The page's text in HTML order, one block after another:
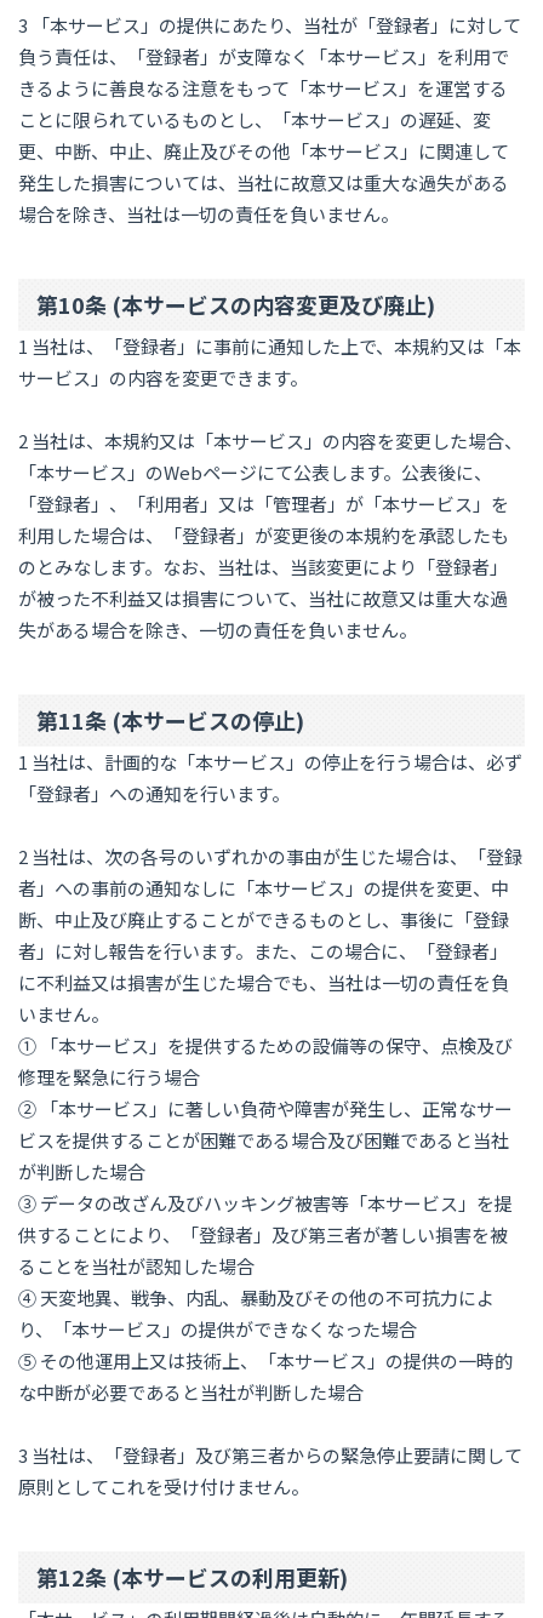
3 「本サービス」の提供にあたり、当社が「登録者」に対して
負う責任は、「登録者」が支障なく「本サービス」を利用で
きるように善良なる注意をもって「本サービス」を運営する
ことに限られているものとし、「本サービス」の遅延、変
更、中断、中止、廃止及びその他「本サービス」に関連して
発生した損害については、当社に故意又は重大な過失がある
場合を除き、当社は一切の責任を負いません。
第10条 (本サービスの内容変更及び廃止)
1 当社は、「登録者」に事前に通知した上で、本規約又は「本
サービス」の内容を変更できます。
2 当社は、本規約又は「本サービス」の内容を変更した場合、
「本サービス」のWebページにて公表します。公表後に、
「登録者」、「利用者」又は「管理者」が「本サービス」を
利用した場合は、「登録者」が変更後の本規約を承認したも
のとみなします。なお、当社は、当該変更により「登録者」
が被った不利益又は損害について、当社に故意又は重大な過
失がある場合を除き、一切の責任を負いません。
第11条 (本サービスの停止)
1 当社は、計画的な「本サービス」の停止を行う場合は、必ず
「登録者」への通知を行います。
2 当社は、次の各号のいずれかの事由が生じた場合は、「登録
者」への事前の通知なしに「本サービス」の提供を変更、中
断、中止及び廃止することができるものとし、事後に「登録
者」に対し報告を行います。また、この場合に、「登録者」
に不利益又は損害が生じた場合でも、当社は一切の責任を負
いません。
① 「本サービス」を提供するための設備等の保守、点検及び
修理を緊急に行う場合
② 「本サービス」に著しい負荷や障害が発生し、正常なサー
ビスを提供することが困難である場合及び困難であると当社
が判断した場合
③ データの改ざん及びハッキング被害等「本サービス」を提
供することにより、「登録者」及び第三者が著しい損害を被
ることを当社が認知した場合
④ 天変地異、戦争、内乱、暴動及びその他の不可抗力によ
り、「本サービス」の提供ができなくなった場合
⑤ その他運用上又は技術上、「本サービス」の提供の一時的
な中断が必要であると当社が判断した場合
3 当社は、「登録者」及び第三者からの緊急停止要請に関して
原則としてこれを受け付けません。
第12条 (本サービスの利用更新)